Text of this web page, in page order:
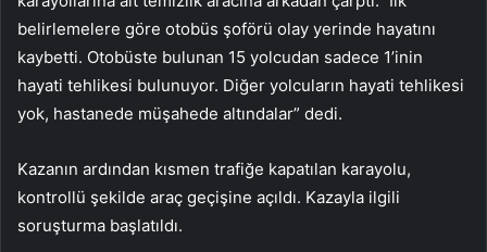
belirlemelere göre otobüs şoförü olay yerinde hayatını
kaybetti. Otobüste bulunan 15 yolcudan sadece 1’inin
hayati tehlikesi bulunuyor. Diğer yolcuların hayati tehlikesi
yok, hastanede müşahede altındalar” dedi.
Kazanın ardından kısmen trafiğe kapatılan karayolu,
kontrollü şekilde araç geçişine açıldı. Kazayla ilgili
soruşturma başlatıldı.